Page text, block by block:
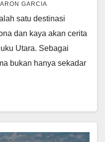
GARCIA
satu destinasi
dan kaya akan cerita
Utara. Sebagai
bukan hanya sekadar